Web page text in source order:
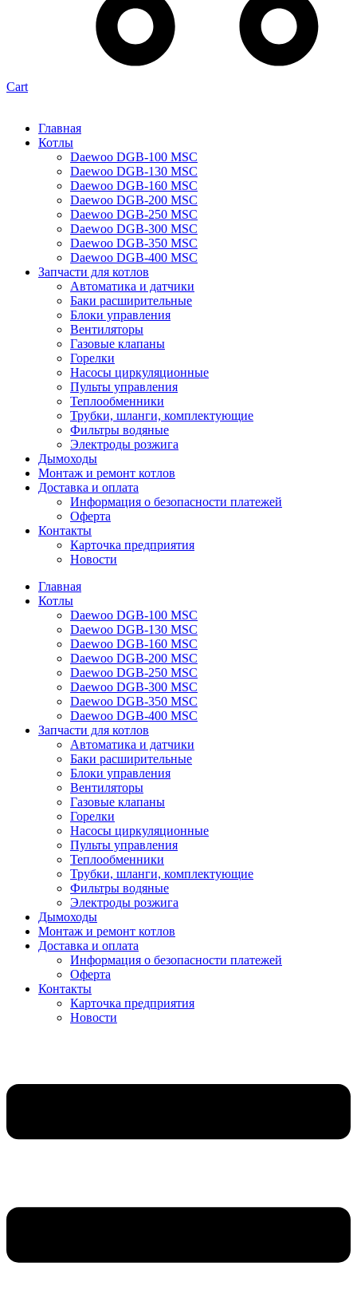
Cart
Главная
Котлы
Daewoo DGB-100 MSC
Daewoo DGB-130 MSC
Daewoo DGB-160 MSC
Daewoo DGB-200 MSC
Daewoo DGB-250 MSC
Daewoo DGB-300 MSC
Daewoo DGB-350 MSC
Daewoo DGB-400 MSC
Запчасти для котлов
Автоматика и датчики
Баки расширительные
Блоки управления
Вентиляторы
Газовые клапаны
Горелки
Насосы циркуляционные
Пульты управления
Теплообменники
Трубки, шланги, комплектующие
Фильтры водяные
Электроды розжига
Дымоходы
Монтаж и ремонт котлов
Доставка и оплата
Информация о безопасности платежей
Оферта
Контакты
Карточка предприятия
Новости
Главная
Котлы
Daewoo DGB-100 MSC
Daewoo DGB-130 MSC
Daewoo DGB-160 MSC
Daewoo DGB-200 MSC
Daewoo DGB-250 MSC
Daewoo DGB-300 MSC
Daewoo DGB-350 MSC
Daewoo DGB-400 MSC
Запчасти для котлов
Автоматика и датчики
Баки расширительные
Блоки управления
Вентиляторы
Газовые клапаны
Горелки
Насосы циркуляционные
Пульты управления
Теплообменники
Трубки, шланги, комплектующие
Фильтры водяные
Электроды розжига
Дымоходы
Монтаж и ремонт котлов
Доставка и оплата
Информация о безопасности платежей
Оферта
Контакты
Карточка предприятия
Новости